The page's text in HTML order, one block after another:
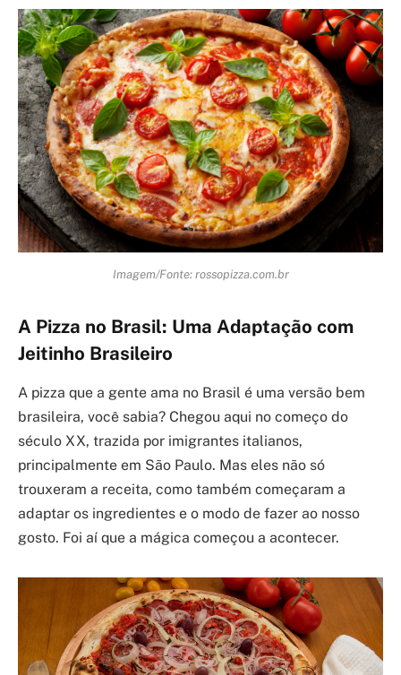
Imagem/Fonte: rossopizza.com.br
A Pizza no Brasil: Uma Adaptação com
Jeitinho Brasileiro
A pizza que a gente ama no Brasil é uma versão bem
brasileira, você sabia? Chegou aqui no começo do
século XX, trazida por imigrantes italianos,
principalmente em São Paulo. Mas eles não só
trouxeram a receita, como também começaram a
adaptar os ingredientes e o modo de fazer ao nosso
gosto. Foi aí que a mágica começou a acontecer.